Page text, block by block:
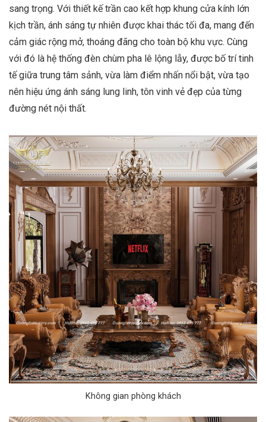
sang trọng. Với thiết kế trần cao kết hợp khung cửa kính lớn
kịch trần, ánh sáng tự nhiên được khai thác tối đa, mang đến
cảm giác rộng mở, thoáng đãng cho toàn bộ khu vực. Cùng
với đó là hệ thống đèn chùm pha lê lộng lẫy, được bố trí tinh
tế giữa trung tâm sảnh, vừa làm điểm nhấn nổi bật, vừa tạo
nên hiệu ứng ánh sáng lung linh, tôn vinh vẻ đẹp của từng
đường nét nội thất.
Không gian phòng khách